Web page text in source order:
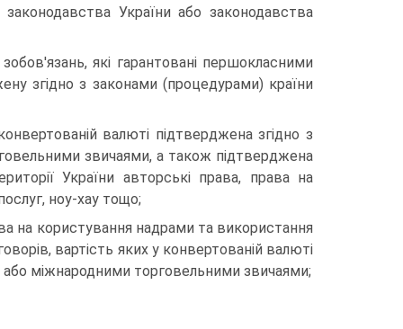
України або законодавства
які гарантовані першокласними
згідно з законами (процедурами) країни
валюті підтверджена згідно з
звичаями, а також підтверджена
України авторські права, права на
ноу-хау тощо;
на користування надрами та використання
вартість яких у конвертованій валюті
або міжнародними торговельними звичаями;